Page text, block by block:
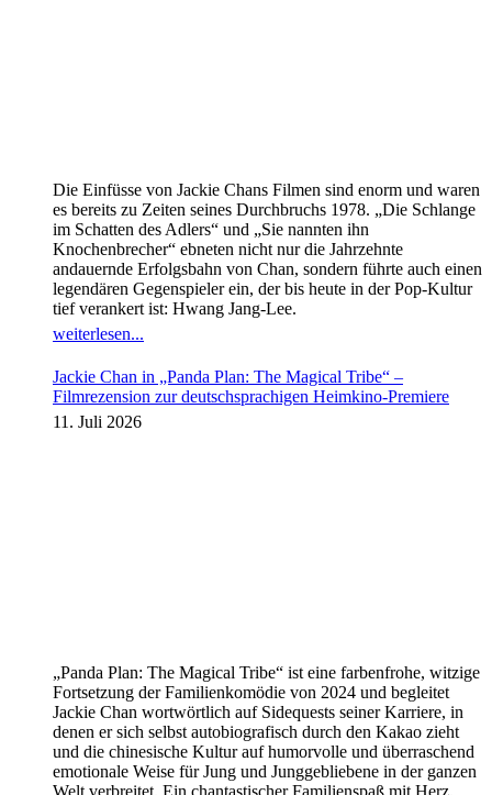
Die Einfüsse von Jackie Chans Filmen sind enorm und waren
es bereits zu Zeiten seines Durchbruchs 1978. „Die Schlange
im Schatten des Adlers“ und „Sie nannten ihn
Knochenbrecher“ ebneten nicht nur die Jahrzehnte
andauernde Erfolgsbahn von Chan, sondern führte auch einen
legendären Gegenspieler ein, der bis heute in der Pop-Kultur
tief verankert ist: Hwang Jang-Lee.
weiterlesen...
Jackie Chan in „Panda Plan: The Magical Tribe“ –
Filmrezension zur deutschsprachigen Heimkino-Premiere
11. Juli 2026
„Panda Plan: The Magical Tribe“ ist eine farbenfrohe, witzige
Fortsetzung der Familienkomödie von 2024 und begleitet
Jackie Chan wortwörtlich auf Sidequests seiner Karriere, in
denen er sich selbst autobiografisch durch den Kakao zieht
und die chinesische Kultur auf humorvolle und überraschend
emotionale Weise für Jung und Junggebliebene in der ganzen
Welt verbreitet. Ein chantastischer Familienspaß mit Herz,